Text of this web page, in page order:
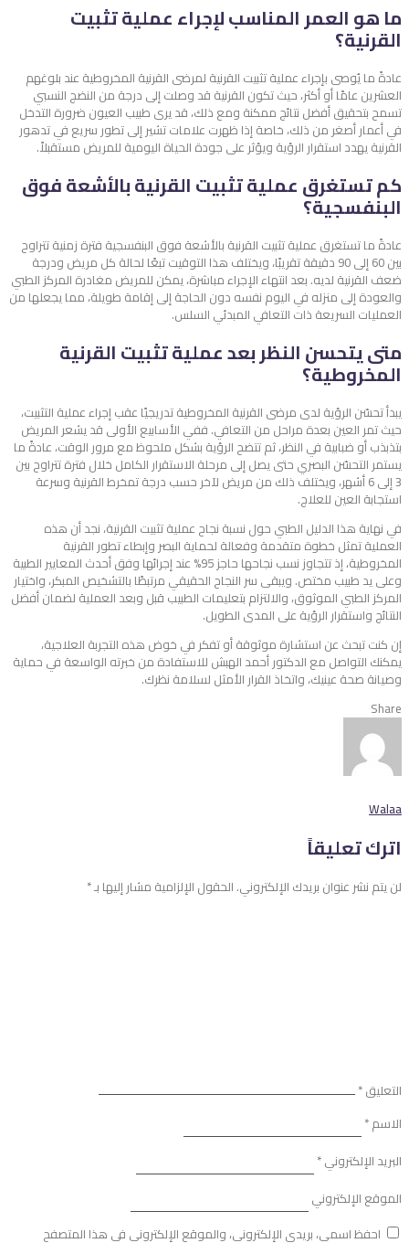
ما هو العمر المناسب لإجراء عملية تثبيت
القرنية؟
عادةً ما يُوصى بإجراء عملية تثبيت القرنية لمرضى القرنية المخروطية عند بلوغهم
العشرين عامًا أو أكثر، حيث تكون القرنية قد وصلت إلى درجة من النضج النسبي
تسمح بتحقيق أفضل نتائج ممكنة ومع ذلك، قد يرى طبيب العيون ضرورة التدخل
في أعمار أصغر من ذلك، خاصة إذا ظهرت علامات تشير إلى تطور سريع في تدهور
القرنية يهدد استقرار الرؤية ويؤثر على جودة الحياة اليومية للمريض مستقبلاً.
كم تستغرق عملية تثبيت القرنية بالأشعة فوق
البنفسجية؟
عادةً ما تستغرق عملية تثبيت القرنية بالأشعة فوق البنفسجية فترة زمنية تتراوح
بين 60 إلى 90 دقيقة تقريبًا، ويختلف هذا التوقيت تبعًا لحالة كل مريض ودرجة
ضعف القرنية لديه. بعد انتهاء الإجراء مباشرة، يمكن للمريض مغادرة المركز الطبي
والعودة إلى منزله في اليوم نفسه دون الحاجة إلى إقامة طويلة، مما يجعلها من
العمليات السريعة ذات التعافي المبدئي السلس.
متى يتحسن النظر بعد عملية تثبيت القرنية
المخروطية؟
يبدأ تحسّن الرؤية لدى مرضى القرنية المخروطية تدريجيًا عقب إجراء عملية التثبيت،
حيث تمر العين بعدة مراحل من التعافي. ففي الأسابيع الأولى قد يشعر المريض
بتذبذب أو ضبابية في النظر، ثم تتضح الرؤية بشكل ملحوظ مع مرور الوقت، عادةً ما
يستمر التحسّن البصري حتى يصل إلى مرحلة الاستقرار الكامل خلال فترة تتراوح بين
3 إلى 6 أشهر، ويختلف ذلك من مريض لآخر حسب درجة تمخرط القرنية وسرعة
استجابة العين للعلاج.
في نهاية هذا الدليل الطبي حول نسبة نجاح عملية تثبيت القرنية، نجد أن هذه
العملية تمثل خطوة متقدمة وفعالة لحماية البصر وإبطاء تطور القرنية
المخروطية، إذ تتجاوز نسب نجاحها حاجز 95% عند إجرائها وفق أحدث المعايير الطبية
وعلى يد طبيب مختص. ويبقى سر النجاح الحقيقي مرتبطًا بالتشخيص المبكر، واختيار
المركز الطبي الموثوق، والالتزام بتعليمات الطبيب قبل وبعد العملية لضمان أفضل
النتائج واستقرار الرؤية على المدى الطويل.
إن كنت تبحث عن استشارة موثوقة أو تفكر في خوض هذه التجربة العلاجية،
يمكنك التواصل مع الدكتور أحمد الهبش للاستفادة من خبرته الواسعة في حماية
وصيانة صحة عينيك، واتخاذ القرار الأمثل لسلامة نظرك.
Share
Walaa
اترك تعليقاً
لن يتم نشر عنوان بريدك الإلكتروني. الحقول الإلزامية مشار إليها بـ*
التعليق*
الاسم*
البريد الإلكتروني*
الموقع الإلكتروني
احفظ اسمي، بريدي الإلكتروني، والموقع الإلكتروني في هذا المتصفح